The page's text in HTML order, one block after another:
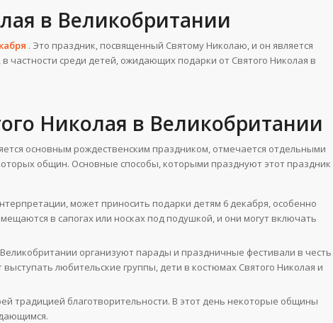
в Великобритании
. Это праздник, посвященный Святому Николаю, и он является
частности среди детей, ожидающих подарки от Святого Николая в
Николая в Великобритании
основным рождественским праздником, отмечается отдельными
общин. Основные способы, которыми празднуют этот праздник
может приносить подарки детям 6 декабря, особенно
в сапогах или носках под подушкой, и они могут включать
организуют парады и праздничные фестивали в честь
любительские группы, дети в костюмах Святого Николая и
традицией благотворительности. В этот день некоторые общины